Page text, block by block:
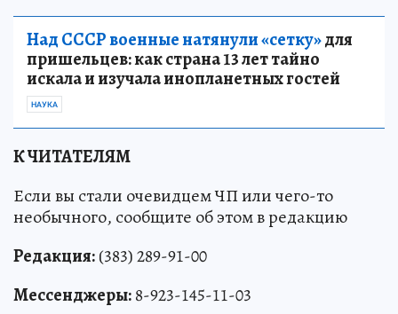
Над СССР военные натянули «сетку»для
пришельцев: как страна 13 лет тайно
искала и изучала инопланетных гостей
НАУКА
К ЧИТАТЕЛЯМ
Если вы стали очевидцем ЧП или чего-то
необычного, сообщите об этом в редакцию
Редакция:(383) 289-91-00
Мессенджеры:8-923-145-11-03